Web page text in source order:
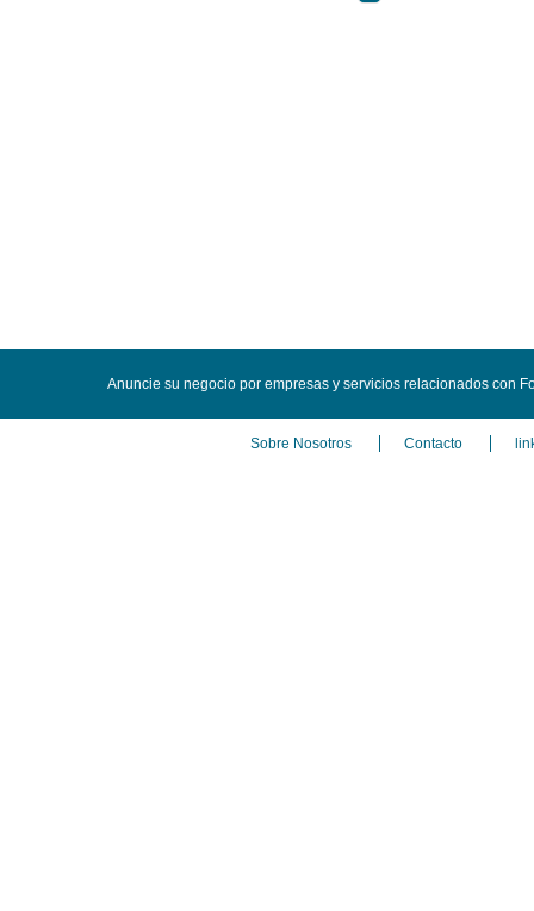
Anuncie su negocio por empresas y servicios relacionados con
Sobre Nosotros Contacto